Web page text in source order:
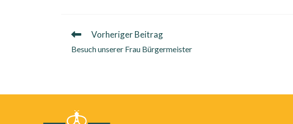
Weitere
ansehen
Vorheriger Beitrag
Besuch unserer Frau Bürgermeister